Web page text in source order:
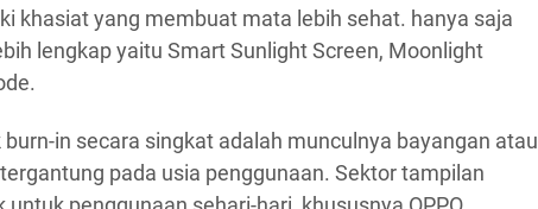
khasiat yang membuat mata lebih sehat. hanya saja
lengkap yaitu Smart Sunlight Screen, Moonlight
in secara singkat adalah munculnya bayangan atau
pada usia penggunaan. Sektor tampilan